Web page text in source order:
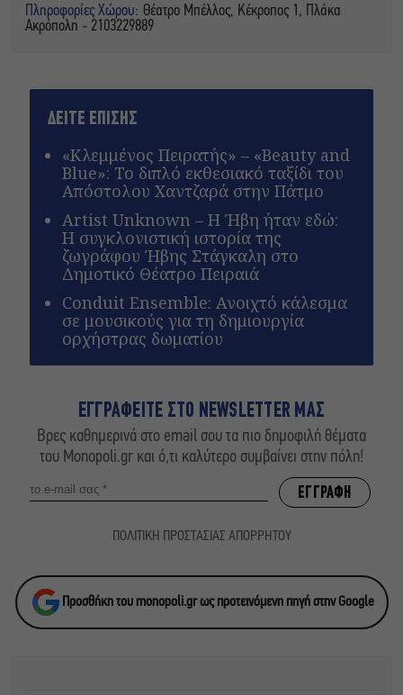
Πληροφορίες Χώρου: Θέατρο Μπέλλος, Κέκροπος 1, Πλάκα
Ακρόπολη - 2103229889
ΔΕΙΤΕ ΕΠΙΣΗΣ
«Κλεμμένος Πειρατής» – «Beauty and
Blue»: Το διπλό εκθεσιακό ταξίδι του
Απόστολου Χαντζαρά στην Πάτμο
Artist Unknown – Η Ήβη ήταν εδώ:
Η συγκλονιστική ιστορία της
ζωγράφου Ήβης Στάγκαλη στο
Δημοτικό Θέατρο Πειραιά
Conduit Ensemble: Ανοιχτό κάλεσμα
σε μουσικούς για τη δημιουργία
ορχήστρας δωματίου
ΕΓΓΡΑΦΕΙΤΕ ΣΤΟ NEWSLETTER ΜΑΣ
Βρες καθημερινά στο email σου τα πιο δημοφιλή θέματα
του Monopoli.gr και ό,τι καλύτερο συμβαίνει στην πόλη!
ΠΟΛΙΤΙΚΗ ΠΡΟΣΤΑΣΙΑΣ ΑΠΟΡΡΗΤΟΥ
Προσθήκη του monopoli.gr ως προτεινόμενη πηγή στην Google